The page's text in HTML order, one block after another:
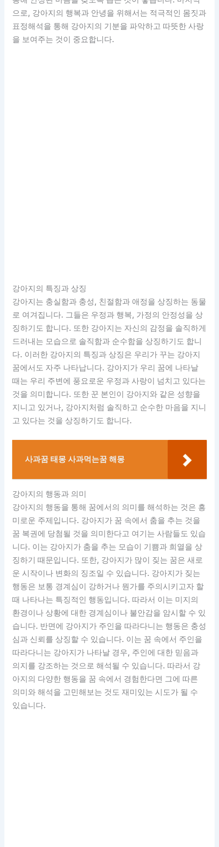
으로, 강아지의 행복과 안녕을 위해서는 적극적인 몸짓과
표정해석을 통해 강아지의 기분을 파악하고 따뜻한 사랑
을 보여주는 것이 중요합니다.
강아지의 특징과 상징
강아지는 충실함과 충성, 친절함과 애정을 상징하는 동물
로 여겨집니다. 그들은 우정과 행복, 가정의 안정성을 상
징하기도 합니다. 또한 강아지는 자신의 감정을 솔직하게
드러내는 모습으로 솔직함과 순수함을 상징하기도 합니
다. 이러한 강아지의 특징과 상징은 우리가 꾸는 강아지
꿈에서도 자주 나타납니다. 강아지가 우리 꿈에 나타날
때는 우리 주변에 풍요로운 우정과 사랑이 넘치고 있다는
것을 의미합니다. 또한 꾼 본인이 강아지와 같은 성향을
지니고 있거나, 강아지처럼 솔직하고 순수한 마음을 지니
고 있다는 것을 상징하기도 합니다.
사과꿈 태몽 사과먹는꿈 해몽
강아지의 행동과 의미
강아지의 행동을 통해 꿈에서의 의미를 해석하는 것은 흥
미로운 주제입니다. 강아지가 꿈 속에서 춤을 추는 것을
꿈 복권에 당첨될 것을 의미한다고 여기는 사람들도 있습
니다. 이는 강아지가 춤을 추는 모습이 기쁨과 희열을 상
징하기 때문입니다. 또한, 강아지가 많이 짖는 꿈은 새로
운 시작이나 변화의 징조일 수 있습니다. 강아지가 짖는
행동은 보통 경계심이 강하거나 뭔가를 주의시키고자 할
때 나타나는 특징적인 행동입니다. 따라서 이는 미지의
환경이나 상황에 대한 경계심이나 불안감을 암시할 수 있
습니다. 반면에 강아지가 주인을 따라다니는 행동은 충성
심과 신뢰를 상징할 수 있습니다. 이는 꿈 속에서 주인을
따라다니는 강아지가 나타날 경우, 주인에 대한 믿음과
의지를 강조하는 것으로 해석될 수 있습니다. 따라서 강
아지의 다양한 행동을 꿈 속에서 경험한다면 그에 따른
의미와 해석을 고민해보는 것도 재미있는 시도가 될 수
있습니다.